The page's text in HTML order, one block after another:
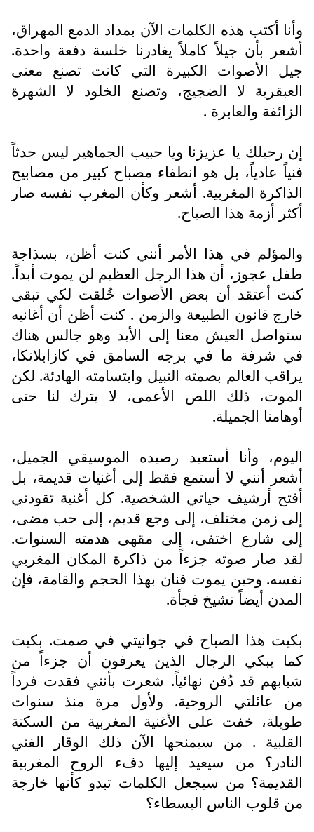
وأنا أكتب هذه الكلمات الآن بمداد الدمع المهراق،
أشعر بأن جيلاً كاملاً يغادرنا خلسة دفعة واحدة.
جيل الأصوات الكبيرة التي كانت تصنع معنى
العبقرية لا الضجيج، وتصنع الخلود لا الشهرة
الزائفة والعابرة .
إن رحيلك يا عزيزنا ويا حبيب الجماهير ليس حدثاً
فنياً عادياً، بل هو انطفاء مصباح كبير من مصابيح
الذاكرة المغربية. أشعر وكأن المغرب نفسه صار
أكثر أزمة هذا الصباح.
والمؤلم في هذا الأمر أنني كنت أظن، بسذاجة
طفل عجوز، أن هذا الرجل العظيم لن يموت أبداً.
كنت أعتقد أن بعض الأصوات خُلقت لكي تبقى
خارج قانون الطبيعة والزمن . كنت أظن أن أغانيه
ستواصل العيش معنا إلى الأبد وهو جالس هناك
في شرفة ما في برجه السامق في كازابلانكا،
يراقب العالم بصمته النبيل وابتسامته الهادئة. لكن
الموت، ذلك اللص الأعمى، لا يترك لنا حتى
أوهامنا الجميلة.
اليوم، وأنا أستعيد رصيده الموسيقي الجميل،
أشعر أنني لا أستمع فقط إلى أغنيات قديمة، بل
أفتح أرشيف حياتي الشخصية. كل أغنية تقودني
إلى زمن مختلف، إلى وجع قديم، إلى حب مضى،
إلى شارع اختفى، إلى مقهى هدمته السنوات.
لقد صار صوته جزءاً من ذاكرة المكان المغربي
نفسه. وحين يموت فنان بهذا الحجم والقامة، فإن
المدن أيضاً تشيخ فجأة.
بكيت هذا الصباح في جوانيتي في صمت. بكيت
كما يبكي الرجال الذين يعرفون أن جزءاً من
شبابهم قد دُفن نهائياً. شعرت بأنني فقدت فرداً
من عائلتي الروحية. ولأول مرة منذ سنوات
طويلة، خفت على الأغنية المغربية من السكتة
القلبية . من سيمنحها الآن ذلك الوقار الفني
النادر؟ من سيعيد إليها دفء الروح المغربية
القديمة؟ من سيجعل الكلمات تبدو كأنها خارجة
من قلوب الناس البسطاء؟